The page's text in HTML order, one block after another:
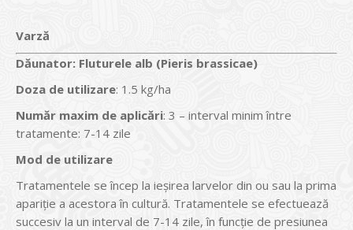
Varză
Dăunator: Fluturele alb (Pieris brassicae)
Doza de utilizare: 1.5 kg/ha
Număr maxim de aplicări: 3 – interval minim între
tratamente: 7-14 zile
Mod de utilizare
Tratamentele se încep la ieşirea larvelor din ou sau la prima
apariţie a acestora în cultură. Tratamentele se efectuează
succesiv la un interval de 7-14 zile, în funcție de presiunea